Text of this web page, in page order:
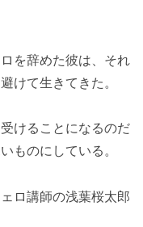
を辞めた彼は、それ
けて生きてきた。
けることになるのだ
ものにしている。
ロ講師の浅葉桜太郎